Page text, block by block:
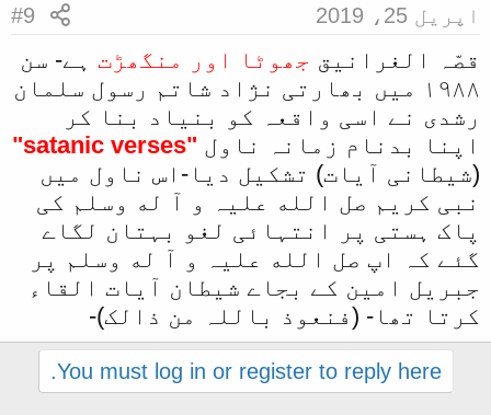
s
:
اپریل 25، 2019 #9
قصّہ الغرانیق جھوٹا اور منگھڑت ہے- سن
١٩٨٨ میں بھارتی نژاد شاتم رسول سلمان
رشدی نے اسی واقعہ کو بنیاد بنا کر
اپنا بدنام زمانہ ناول "satanic verses"
(شیطانی آیات) تشکیل دیا-اس ناول میں
نبی کریم صل الله علیہ و آ له وسلم کی
پاک ہستی پر انتہائی لغو بہتان لگاے
گئے کہ اپ صل الله علیہ و آ له وسلم پر
جبریل امین کے بجاے شیطان آیات القاء
کرتا تھا- (فنعوذ باللہ من ذالک)-
You must log in or register to reply here.